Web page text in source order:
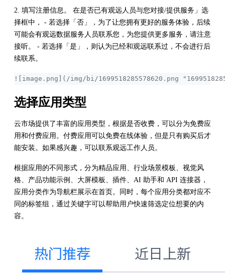
2. 填写注册信息。 在是否已有观远人员与您对接/提供服务」选
择框中， - 若选择「否」，为了让您拥有更好的服务体验，后续
可能会有观远数据服务人员联系您，为您提供更多服务，请注意
接听。 - 若选择「是」，则认为已经和观远联系过，不会进行后
续联系。
![image.png](/img/bi/1699518285578620.png
选择应用类型
云市场提供了丰富的应用类型，根据是否收费，可以分为免费应
用和付费应用。付费应用可以免费在线体验，但是只有购买后才
能安装。如果感兴趣，可以联系观远工作人员。
根据应用的不同形式，分为精品应用、行业场景模板、视觉风
格、产品功能示例、大屏模板、插件、AI 助手和 API 连接器，
应用分类作为导航栏展示在首页。同时，每个应用分类都对应不
同的标签组，通过关键字可以帮助用户快速筛选定位想要的内
容。